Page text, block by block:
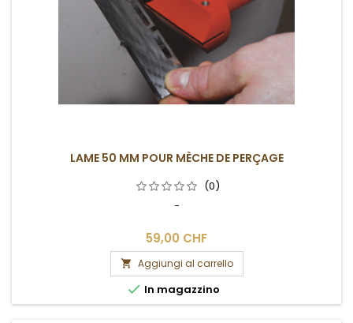
LAME 50 MM POUR MÈCHE DE PERÇAGE
(0)
-
59,00 CHF
 Aggiungi al carrello
 In magazzino